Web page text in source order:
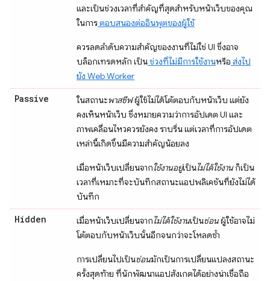
และเป็นช่วงเวลาที่สําคัญที่สุดสําหรับหน้าเว็บของคุณ
ในการตอบสนองต่ออินพุตของผู้ใช้
ควรลดลำดับความสำคัญของงานที่ไม่ใช่ UI ซึ่งอาจ
บล็อกเทรดหลัก เป็นช่วงที่ไม่มีการใช้งานหรือ ส่งไป
ยัง Web Worker
Passive ในสถานะพาสซีฟผู้ใช้ไม่ได้โต้ตอบกับหน้าเว็บ แต่ยัง
คงเห็นหน้าเว็บ ซึ่งหมายความว่าการอัปเดต UI และ
ภาพเคลื่อนไหวควรยังคง ราบรื่น แต่เวลาที่การอัปเดต
เหล่านี้เกิดขึ้นมีความสำคัญน้อยลง
เมื่อหน้าเว็บเปลี่ยนจากใช้งานอยู่เป็นไม่ได้ใช้งานก็เป็น
เวลาที่เหมาะที่จะบันทึกสถานะแอปพลิเคชันที่ยังไม่ได้
บันทึก
Hidden เมื่อหน้าเว็บเปลี่ยนจากไม่ได้ใช้งานเป็นซ่อนผู้ใช้อาจไม่
โต้ตอบกับหน้าเว็บนั้นอีกจนกว่าจะโหลดซ้ำ
การเปลี่ยนไปเป็นซ่อนมักเป็นการเปลี่ยนแปลงสถานะ
ครั้งสุดท้าย ที่นักพัฒนาแอปสังเกตได้อย่างน่าเชื่อถือ